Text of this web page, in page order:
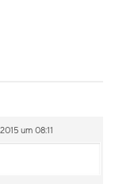
um 08:11